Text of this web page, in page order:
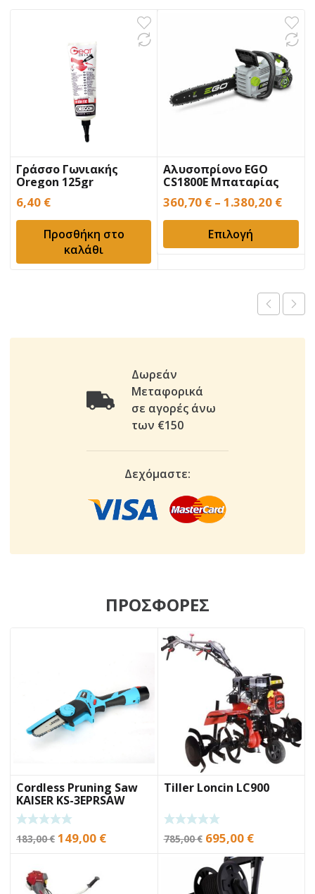
Γράσσο Γωνιακής
Oregon 125gr
6,40 €
Προσθήκη στο
καλάθι
Αλυσοπρίονο EGO
CS1800E Μπαταρίας
360,70 € –1.380,20 €
Επιλογή
Δωρεάν
Μεταφορικά
σε αγορές άνω
των €150
Δεχόμαστε:
ΠΡΟΣΦΟΡΕΣ
Cordless Pruning Saw
KAISER KS-3EPRSAW
183,00€ Original
183,00 €.
149,00 €Current
Tiller Loncin LC900
785,00€ Original
price
was:
785,00 €.
695,00 €Current
price
is:
695,00 €.